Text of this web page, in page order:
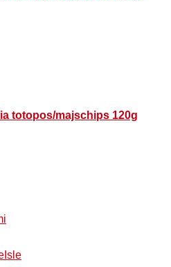
totopos/majschips 120g